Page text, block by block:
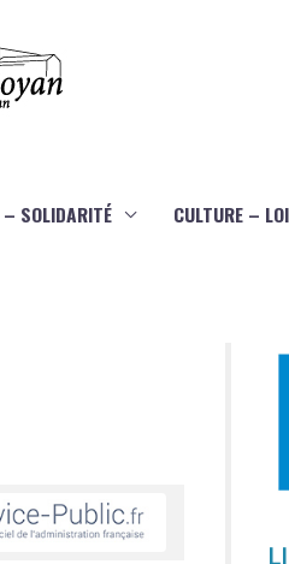
SOLIDARITÉ CULTURE –